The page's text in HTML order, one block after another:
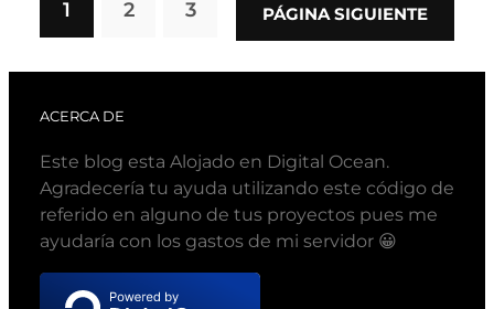
1 2 3 PÁGINA SIGUIENTE
ACERCA DE
Este blog esta Alojado en Digital Ocean.
Agradecería tu ayuda utilizando este código de
referido en alguno de tus proyectos pues me
ayudaría con los gastos de mi servidor 😀